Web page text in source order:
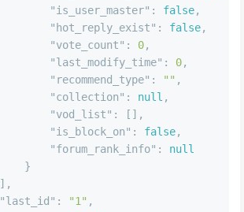
"is_official_master": false
"is_user_master": false,
"hot_reply_exist"
"vote_count"
0,
"last_modify_time"
:
"recommend_type":
"collection"
:
"vod_list" : [ ]
"is_block_on" : false,
],